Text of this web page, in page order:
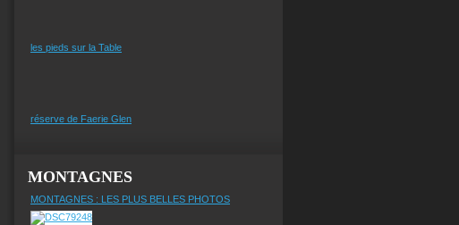
les pieds sur la Table
réserve de Faerie Glen
MONTAGNES
MONTAGNES : LES PLUS BELLES PHOTOS